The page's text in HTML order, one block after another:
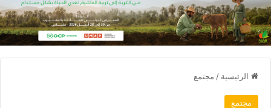
الرئيسية / مجتمع
مجتمع